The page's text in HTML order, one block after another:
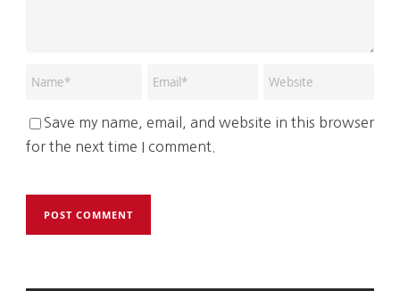
Save my name, email, and website in this browser
for the next time I comment.